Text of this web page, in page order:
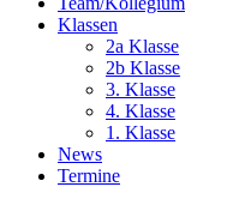
Klassen
2a Klasse
2b Klasse
3. Klasse
4. Klasse
1. Klasse
News
Termine